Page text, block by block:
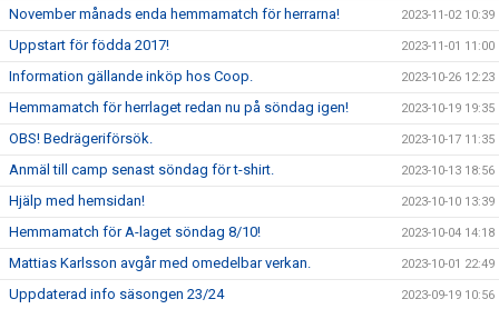
November månads enda hemmamatch för herrarna! 2023-11-02 10:39
Uppstart för födda 2017! 2023-11-01 11:00
Information gällande inköp hos Coop. 2023-10-26 12:23
Hemmamatch för herrlaget redan nu på söndag igen! 2023-10-19 19:35
OBS! Bedrägeriförsök. 2023-10-17 11:35
Anmäl till camp senast söndag för t-shirt. 2023-10-13 18:56
Hjälp med hemsidan! 2023-10-10 13:39
Hemmamatch för A-laget söndag 8/10! 2023-10-04 14:18
Mattias Karlsson avgår med omedelbar verkan. 2023-10-01 22:49
Uppdaterad info säsongen 23/24 2023-09-19 10:56